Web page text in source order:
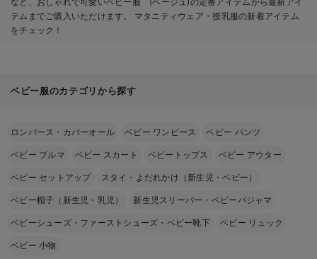
テムまでご購入いただけます。 マタニティウェア・授乳服の新着アイテム
をチェック！
ベビー服のカテゴリから探す
ロンパース・カバーオール ベビー ワンピース ベビー パンツ
ベビー ブルマ ベビー スカート ベビートップス ベビー アウター
ベビー セットアップ スタイ・よだれかけ（新生児・ベビー）
ベビー帽子（新生児・乳児） 新生児スリーパー・ベビーパジャマ
ベビーシューズ・ファーストシューズ・ベビー靴下 ベビー リュック
ベビー 小物